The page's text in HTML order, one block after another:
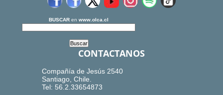
BUSCAR en www.olca.cl
CONTACTANOS
Compañía de Jesús 2540
Santiago, Chile.
Tel: 56.2.33654873